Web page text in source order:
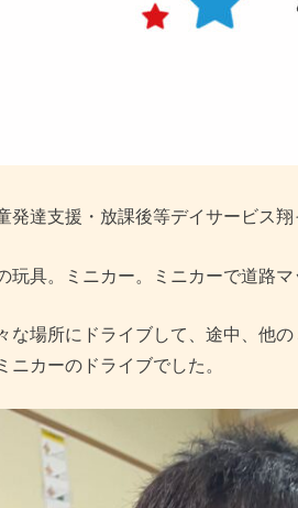
発達支援・放課後等デイサービス翔
玩具。ミニカー。ミニカーで道路マ
な場所にドライブして、途中、他
ニカーのドライブでした。